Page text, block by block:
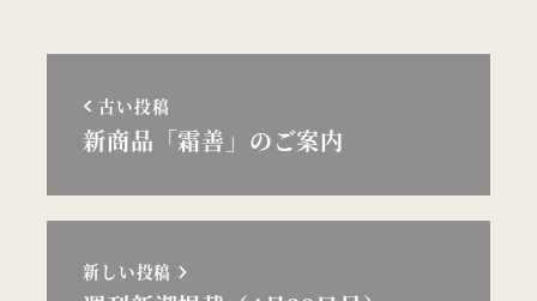
古い投稿
新商品「霜善」のご案内
新しい投稿